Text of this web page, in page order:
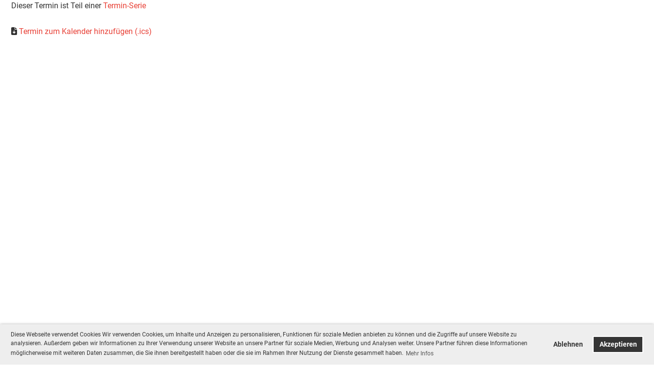
Diese Webseite verwendet Cookies Wir verwenden Cookies, um Inhalte und Anzeigen zu personalisieren, Funktionen für soziale Medien anbieten zu können und die Zugriffe auf unsere Website zu
analysieren. Außerdem geben wir Informationen zu Ihrer Verwendung unserer Website an unsere Partner für soziale Medien, Werbung und Analysen weiter. Unsere Partner führen diese Informationen
möglicherweise mit weiteren Daten zusammen, die Sie ihnen bereitgestellt haben oder die sie im Rahmen Ihrer Nutzung der Dienste gesammelt haben. Mehr Infos
Ablehnen Akzeptieren
Dieser Termin ist Teil einerTermin-Serie
Termin zum Kalender hinzufügen (.ics)